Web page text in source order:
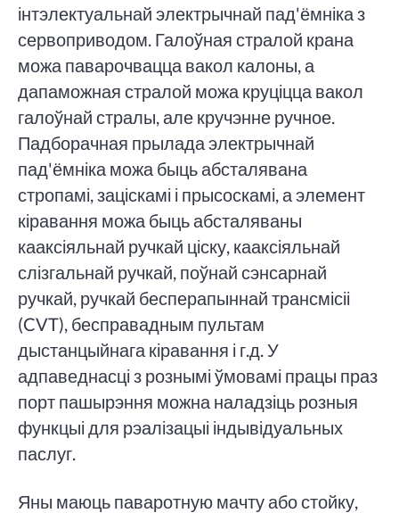
інтэлектуальнай электрычнай пад'ёмніка з
сервоприводом. Галоўная стралой крана
можа паварочвацца вакол калоны, а
дапаможная стралой можа круціцца вакол
галоўнай стралы, але кручэнне ручное.
Падборачная прылада электрычнай
пад'ёмніка можа быць абсталявана
стропамі, заціскамі і прысоскамі, а элемент
кіравання можа быць абсталяваны
кааксіяльнай ручкай ціску, кааксіяльнай
слізгальнай ручкай, поўнай сэнсарнай
ручкай, ручкай бесперапыннай трансмісіі
(CVT), бесправадным пультам
дыстанцыйнага кіравання і г.д. У
адпаведнасці з рознымі ўмовамі працы праз
порт пашырэння можна наладзіць розныя
функцыі для рэалізацыі індывідуальных
паслуг.
Яны маюць паваротную мачту або стойку,